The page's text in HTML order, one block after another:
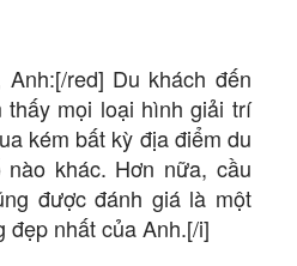
Anh:[/red] Du khách đến
thấy mọi loại hình giải trí
kém bất kỳ địa điểm du
khác. Hơn nữa, cầu
được đánh giá là một
đẹp nhất của Anh.[/i]